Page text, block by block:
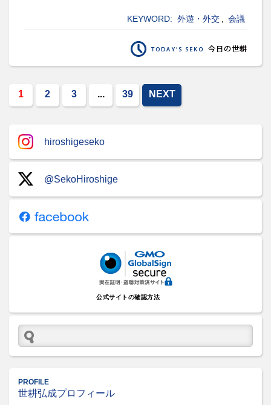
KEYWORD: 外遊・外交 会議
1 2 3 ... 39 NEXT
hiroshigeseko
@SekoHiroshige
公式サイトの確認方法
PROFILE
世耕弘成プロフィール